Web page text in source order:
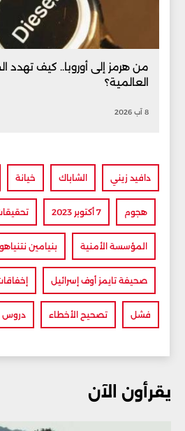
من هرمز إلى أوروبا.. كيف تهدد
العالمية؟
8 آب 2026
دافيد زيني الشاباك خيانة
هجوم 7 أكتوبر 2023
المؤسسة الأمنية بنيامين نتنياهو
صحيفة تايمز أوف إسرائيل
فشل تصحيح الأخطاء دروس
يقرأون الآن